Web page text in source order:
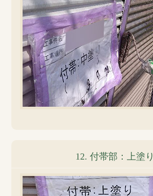
12. 付帯部：上塗り